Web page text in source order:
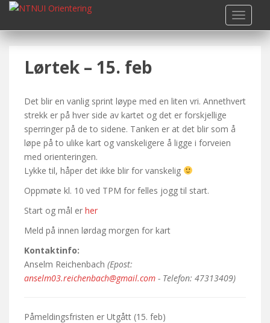
i
Lørtek – 15. feb
Det blir en vanlig sprint løype med en liten vri. Annethvert
strekk er på hver side av kartet og det er forskjellige
sperringer på de to sidene. Tanken er at det blir som å
løpe på to ulike kart og vanskeligere å ligge i forveien
med orienteringen.
Lykke til, håper det ikke blir for vanskelig
Oppmøte kl. 10 ved TPM for felles jogg til start.
Start og mål er her
Meld på innen lørdag morgen for kart
Kontaktinfo:
Anselm Reichenbach (Epost:
anselm03.reichenbach@gmail.com - Telefon: 47313409)
Påmeldingsfristen er Utgått (15. feb)